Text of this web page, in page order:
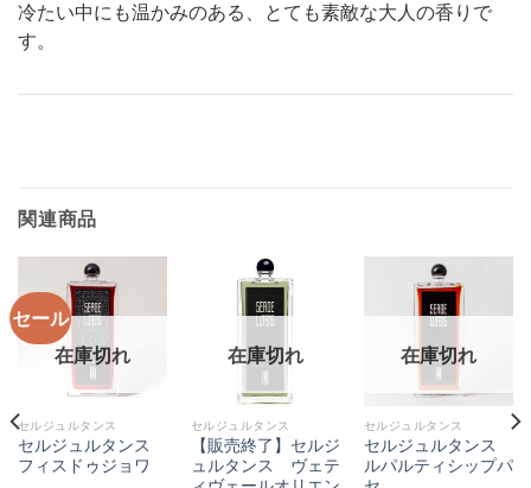
冷たい中にも温かみのある、とても素敵な大人の香りで
す。
関連商品
セール
在庫切れ
セルジュルタンス
セルジュルタンス
フィスドゥジョワ
在庫切れ
セルジュルタンス
【販売終了】セルジ
ュルタンス ヴェテ
在庫切れ
セルジュルタンス
セルジュルタンス
ルパルティシップパ